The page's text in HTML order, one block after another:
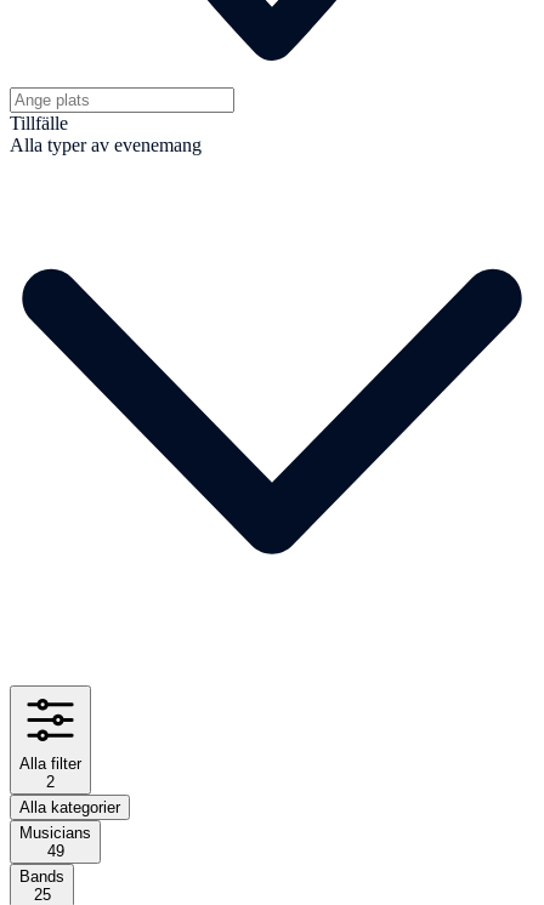
Tillfälle
Alla typer av evenemang
Alla filter
2
Alla kategorier
Musicians
49
Bands
25